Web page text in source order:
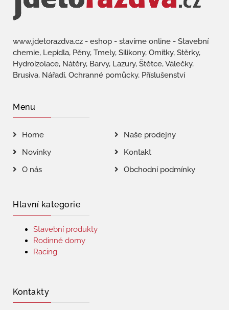
www.jdetorazdva.cz - eshop - stavíme online - Stavební
chemie, Lepidla, Pěny, Tmely, Silikony, Omítky, Stěrky,
Hydroizolace, Nátěry, Barvy, Lazury, Štětce, Válečky,
Brusiva, Nářadí, Ochranné pomůcky, Příslušenství
Menu
Home
Naše prodejny
Novinky
Kontakt
O nás
Obchodní podmínky
Hlavní kategorie
Stavební produkty
Rodinné domy
Racing
Kontakty